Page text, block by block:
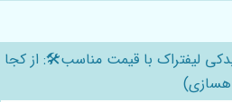
لیفتراک با قیمت مناسب🛠️: از کجا